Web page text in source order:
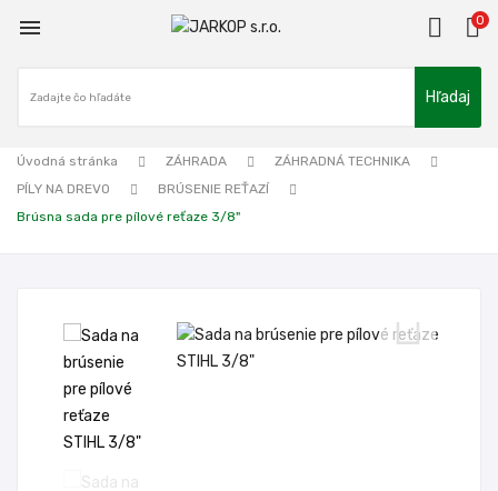
 0
Hľadaj
Úvodná stránka ZÁHRADA
ZÁHRADNÁ TECHNIKA
PÍLY NA DREVO
BRÚSENIE REŤAZÍ
Brúsna sada pre pílové reťaze 3/8"